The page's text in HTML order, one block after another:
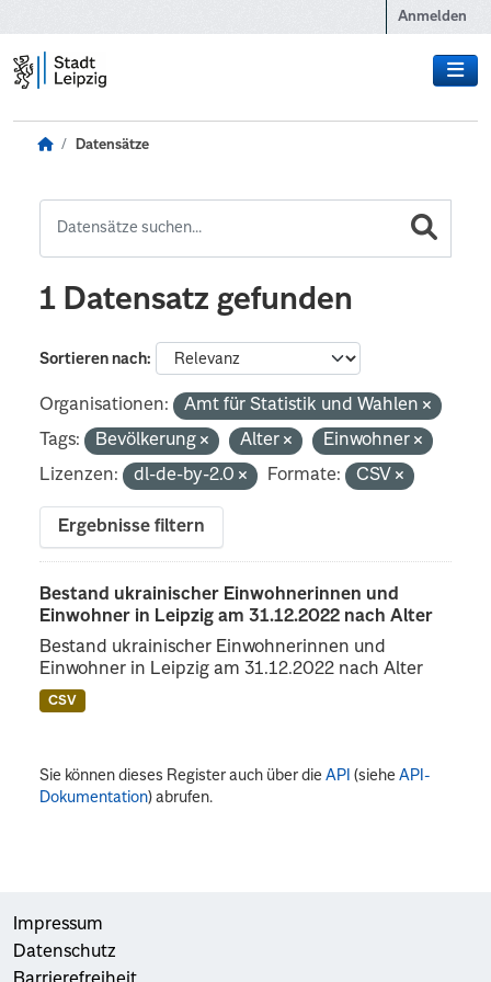
Anmelden
Datensätze
1 Datensatz gefunden
Sortieren nach
Organisationen:
Amt für Statistik und Wahlen
Tags:
Bevölkerung Alter
Einwohner
Lizenzen:
dl-de-by-2.0 Formate: CSV
Ergebnisse filtern
Bestand ukrainischer Einwohnerinnen und
Einwohner in Leipzig am 31.12.2022 nach Alter
Bestand ukrainischer Einwohnerinnen und
Einwohner in Leipzig am 31.12.2022 nach Alter
CSV
Sie können dieses Register auch über dieAPI (sieheAPI-
Dokumentation) abrufen.
Impressum
Datenschutz